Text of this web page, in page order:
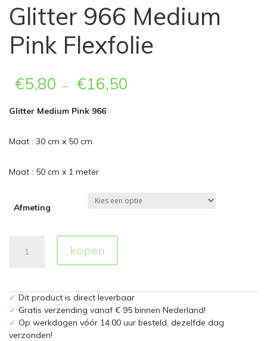
Glitter 966 Medium
Pink Flexfolie
€5,80 – €16,50
Glitter Medium Pink 966
Maat : 30 cm x 50 cm
Maat : 50 cm x 1 meter
Afmeting
Flexfolie
aantal
kopen
✓ Dit product is direct leverbaar
✓ Gratis verzending vanaf € 95 binnen Nederland!
✓ Op werkdagen vóór 14.00 uur besteld, dezelfde dag
verzonden!